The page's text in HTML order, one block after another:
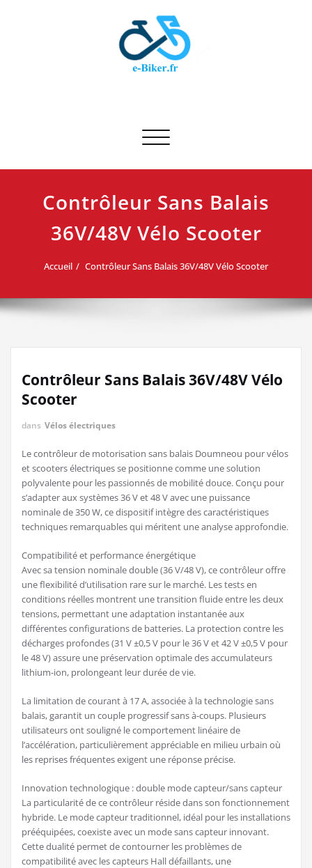
Afficher/masquer la navigation
Contrôleur Sans Balais
36V/48V Vélo Scooter
Accueil Contrôleur Sans Balais 36V/48V Vélo Scooter
Contrôleur Sans Balais 36V/48V Vélo
Scooter
dans Vélos électriques
Le contrôleur de motorisation sans balais Doumneou pour vélos
et scooters électriques se positionne comme une solution
polyvalente pour les passionnés de mobilité douce. Conçu pour
s’adapter aux systèmes 36 V et 48 V avec une puissance
nominale de 350 W, ce dispositif intègre des caractéristiques
techniques remarquables qui méritent une analyse approfondie.
Compatibilité et performance énergétique
Avec sa tension nominale double (36 V/48 V), ce contrôleur offre
une flexibilité d’utilisation rare sur le marché. Les tests en
conditions réelles montrent une transition fluide entre les deux
tensions, permettant une adaptation instantanée aux
différentes configurations de batteries. La protection contre les
décharges profondes (31 V ±0,5 V pour le 36 V et 42 V ±0,5 V pour
le 48 V) assure une préservation optimale des accumulateurs
lithium-ion, prolongeant leur durée de vie.
La limitation de courant à 17 A, associée à la technologie sans
balais, garantit un couple progressif sans à-coups. Plusieurs
utilisateurs ont souligné le comportement linéaire de
l’accélération, particulièrement appréciable en milieu urbain où
les reprises fréquentes exigent une réponse précise.
Innovation technologique : double mode capteur/sans capteur
La particularité de ce contrôleur réside dans son fonctionnement
hybride. Le mode capteur traditionnel, idéal pour les installations
prééquipées, coexiste avec un mode sans capteur innovant.
Cette dualité permet de contourner les problèmes de
compatibilité avec les capteurs Hall défaillants, une